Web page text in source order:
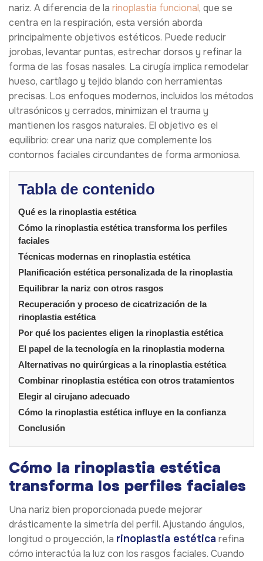
nariz. A diferencia de la rinoplastia funcional, que se
centra en la respiración, esta versión aborda
principalmente objetivos estéticos. Puede reducir
jorobas, levantar puntas, estrechar dorsos y refinar la
forma de las fosas nasales. La cirugía implica remodelar
hueso, cartílago y tejido blando con herramientas
precisas. Los enfoques modernos, incluidos los métodos
ultrasónicos y cerrados, minimizan el trauma y
mantienen los rasgos naturales. El objetivo es el
equilibrio: crear una nariz que complemente los
contornos faciales circundantes de forma armoniosa.
Tabla de contenido
Qué es la rinoplastia estética
Cómo la rinoplastia estética transforma los perfiles
faciales
Técnicas modernas en rinoplastia estética
Planificación estética personalizada de la rinoplastia
Equilibrar la nariz con otros rasgos
Recuperación y proceso de cicatrización de la
rinoplastia estética
Por qué los pacientes eligen la rinoplastia estética
El papel de la tecnología en la rinoplastia moderna
Alternativas no quirúrgicas a la rinoplastia estética
Combinar rinoplastia estética con otros tratamientos
Elegir al cirujano adecuado
Cómo la rinoplastia estética influye en la confianza
Conclusión
Cómo la rinoplastia estética
transforma los perfiles faciales
Una nariz bien proporcionada puede mejorar
drásticamente la simetría del perfil. Ajustando ángulos,
longitud o proyección, la rinoplastia estéticarefina
cómo interactúa la luz con los rasgos faciales. Cuando